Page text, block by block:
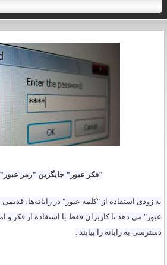
"فکر عبور" جایگزین "رمز عبور"
به زودی استفاده از "کلمه عبور" در رایانه‌ها،
عبور" می دهد تا کاربران فقط با استفاده از فکر و
دسترسی به رایانه را بیابند .